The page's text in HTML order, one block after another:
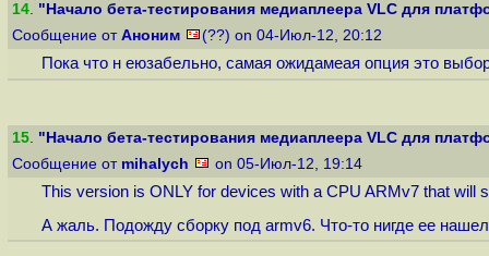
14. "Начало бета-тестирования медиаплеера VLC для
Сообщение от Аноним (??) on 04-Июл-12, 20:12
Пока что н еюзабельно, самая ожидамеая опция это
15. "Начало бета-тестирования медиаплеера VLC для
Сообщение от mihalych on 05-Июл-12, 19:14
This version is ONLY for devices with a CPU ARMv7 that will
А жаль. Подожду сборку под armv6. Что-то нигде ее